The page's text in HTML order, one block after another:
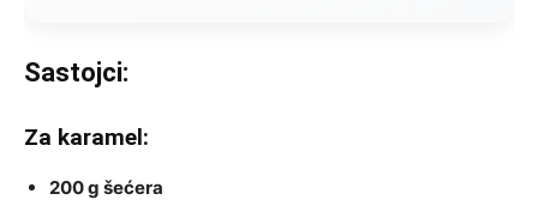
Sastojci:
Za karamel:
200 g šećera